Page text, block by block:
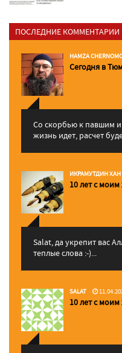
ПОСЛЕДНИЕ КОММЕНТАРИИ
HAMZA
Сегодня в
Со скорбью к павшим и
жизнь идет, расчет
ИКРАМУТДИН ХАН
10 лет с
Salat, да укрепит вас
теплые слова :-)...
SALAT
10 лет с